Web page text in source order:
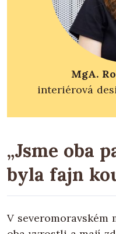
MgA.
interiérová
„Jsme oba
byla fajn
V severomoravském